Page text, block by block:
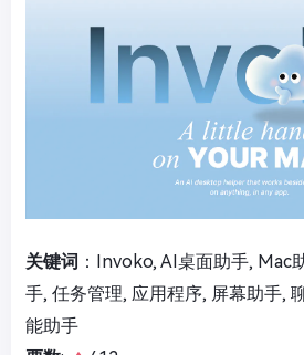
关键词 ：Invoko, AI桌面助手, Mac
手, 任务管理, 应用程序, 屏幕助手,
能助手